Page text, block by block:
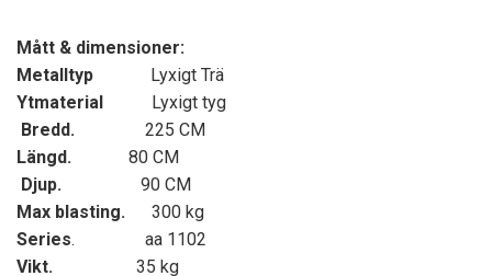
Mått & dimensioner:
Metalltyp Lyxigt Trä
Ytmaterial
Lyxigt tyg
Bredd.
225 CM
Längd.
80 CM
Djup.
90 CM
Max blasting. 300 kg
Series. aa 1102
Vikt. 35 kg